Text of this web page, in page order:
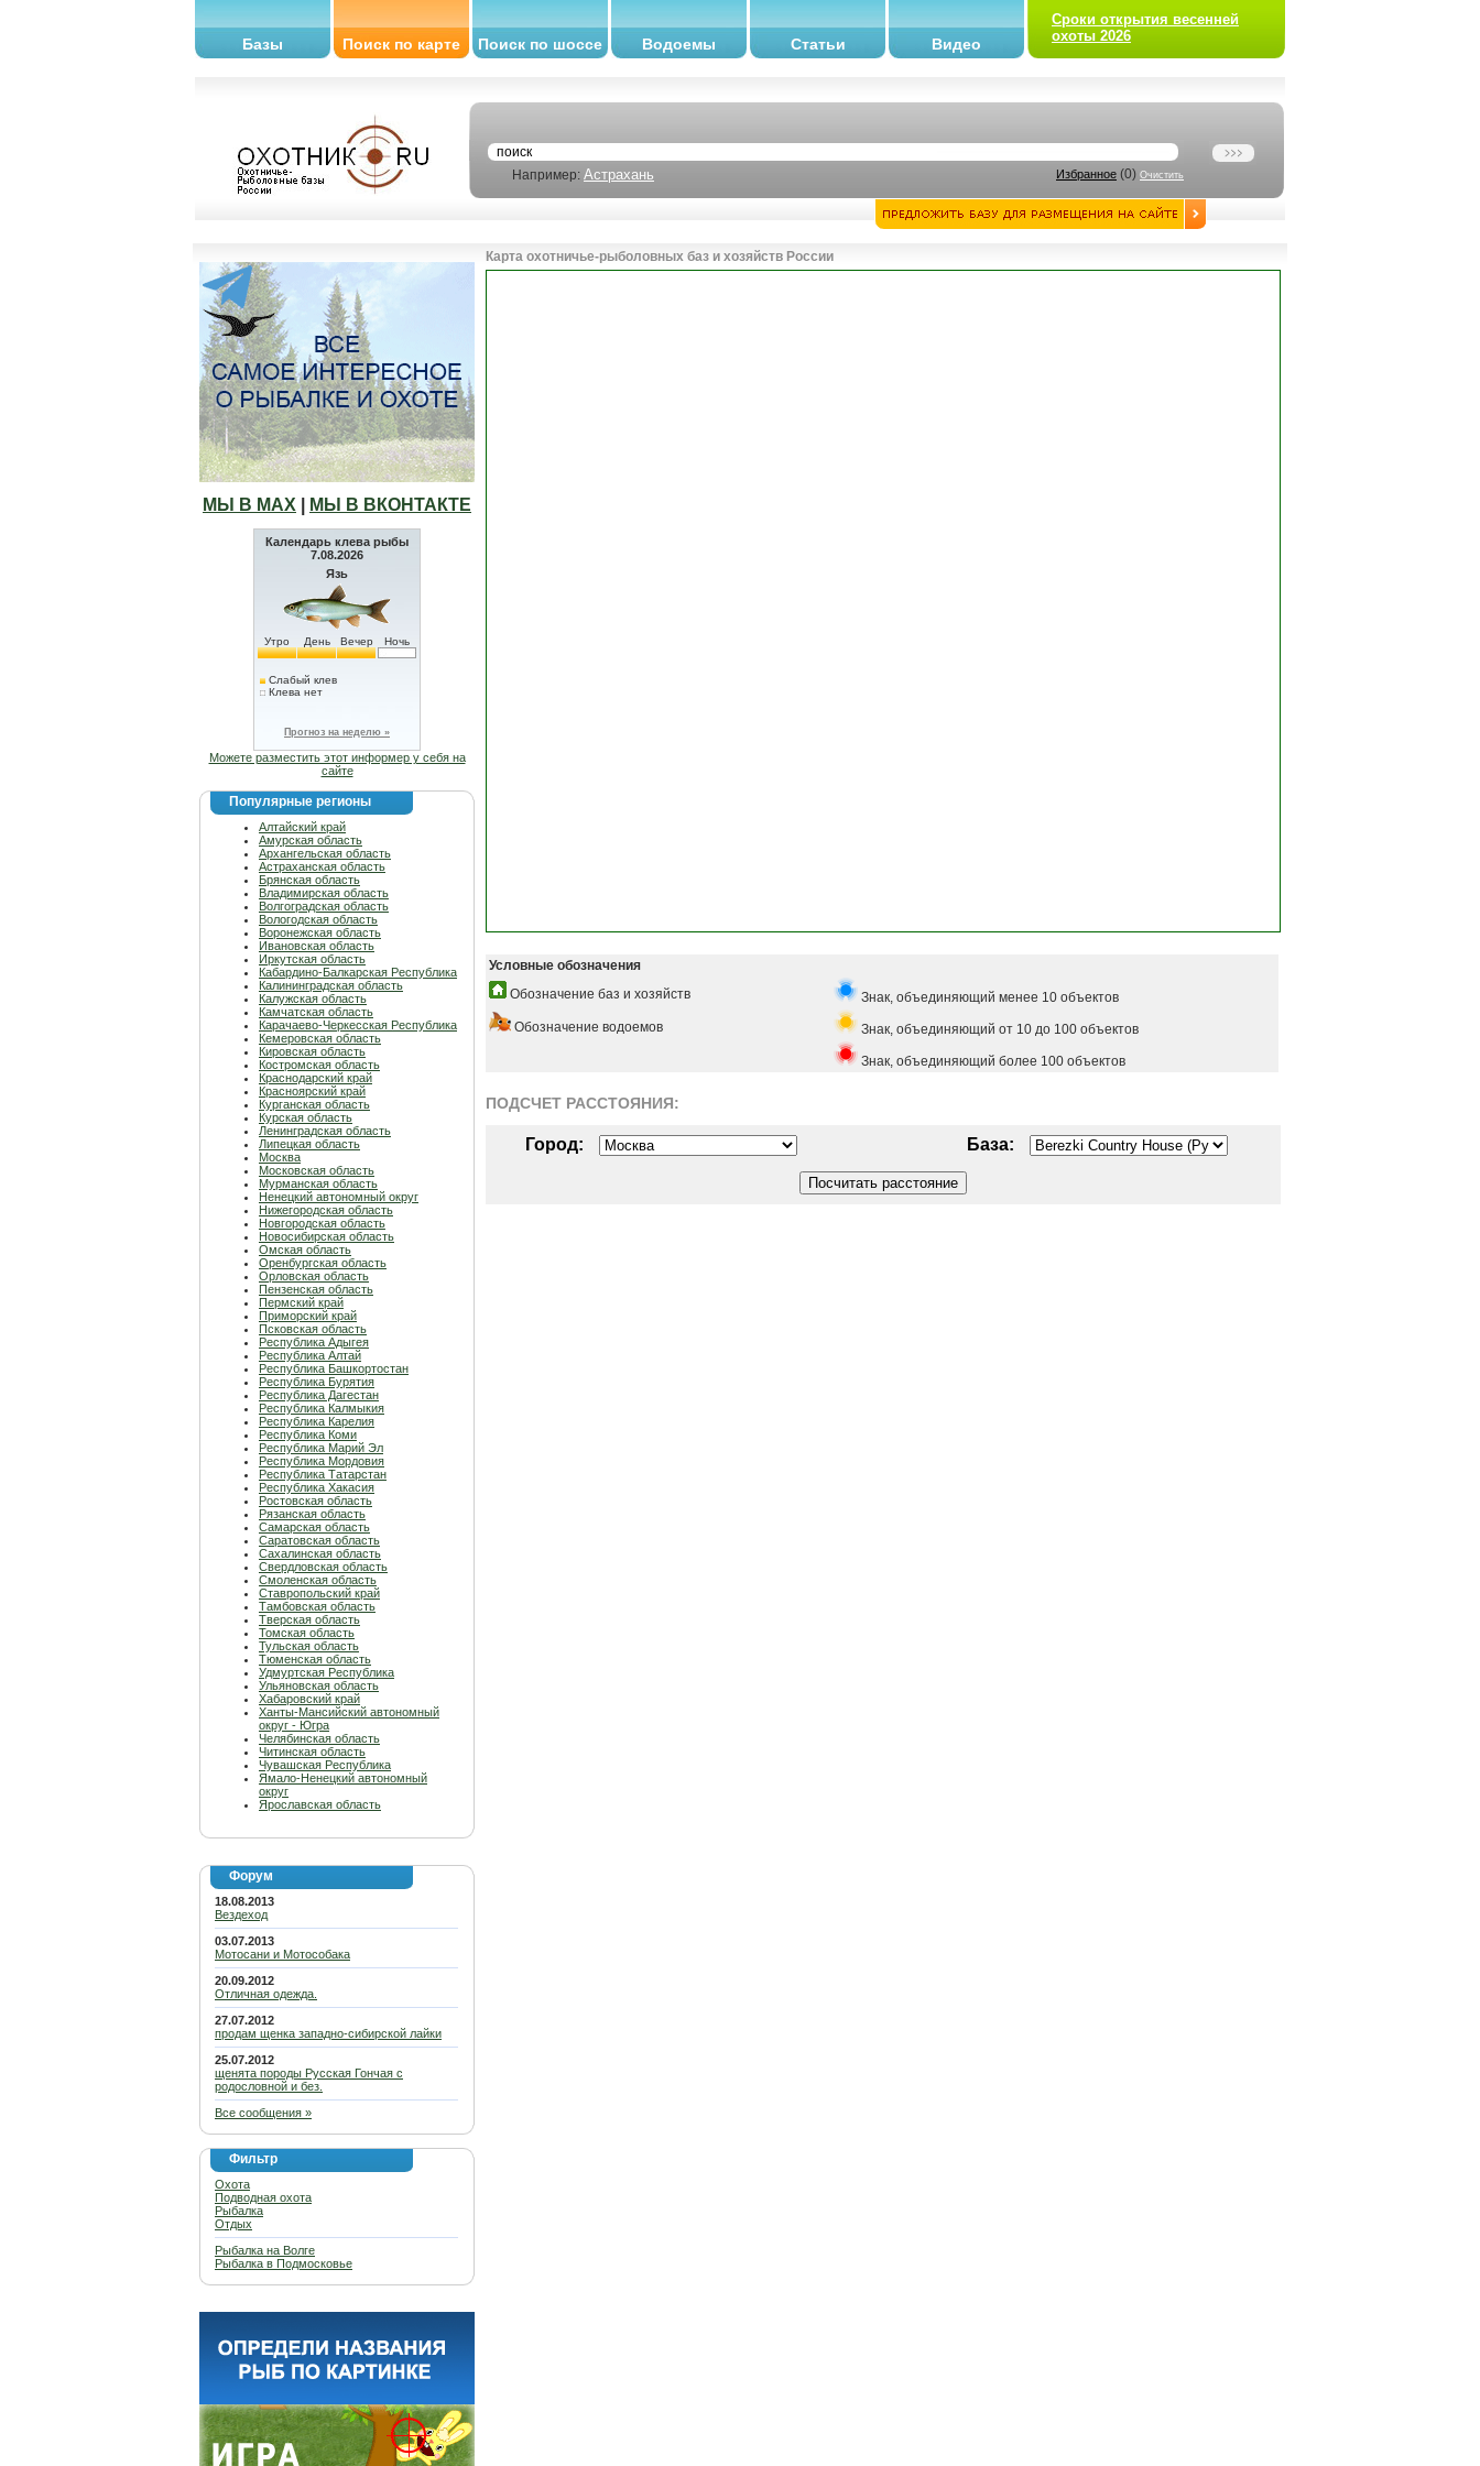
Базы Поиск по карте Поиск по шоссе Водоемы Статьи Видео
Сроки открытия весенней
охоты 2026
Например: Астрахань Избранное (0) Очистить
МЫ В МАХ МЫ В ВКОНТАКТЕ
Календарь клева рыбы
7.08.2026
Язь
Утро День Вечер Ночь
Слабый клев
Клева нет
Прогноз на неделю »
Можете разместить этот информер у себя на
сайте
Популярные регионы
Алтайский край
Амурская область
Архангельская область
Астраханская область
Брянская область
Владимирская область
Волгоградская область
Вологодская область
Воронежская область
Ивановская область
Иркутская область
Кабардино-Балкарская Республика
Калининградская область
Калужская область
Камчатская область
Карачаево-Черкесская Республика
Кемеровская область
Кировская область
Костромская область
Краснодарский край
Красноярский край
Курганская область
Курская область
Ленинградская область
Липецкая область
Москва
Московская область
Мурманская область
Ненецкий автономный округ
Нижегородская область
Новгородская область
Новосибирская область
Омская область
Оренбургская область
Орловская область
Пензенская область
Пермский край
Приморский край
Псковская область
Республика Адыгея
Республика Алтай
Республика Башкортостан
Республика Бурятия
Республика Дагестан
Республика Калмыкия
Республика Карелия
Республика Коми
Республика Марий Эл
Республика Мордовия
Республика Татарстан
Республика Хакасия
Ростовская область
Рязанская область
Самарская область
Саратовская область
Сахалинская область
Свердловская область
Смоленская область
Ставропольский край
Тамбовская область
Тверская область
Томская область
Тульская область
Тюменская область
Удмуртская Республика
Ульяновская область
Хабаровский край
Ханты-Мансийский автономный
округ - Югра
Челябинская область
Читинская область
Чувашская Республика
Ямало-Ненецкий автономный
округ
Ярославская область
Форум
18.08.2013
Вездеход
03.07.2013
Мотосани и Мотособака
20.09.2012
Отличная одежда.
27.07.2012
продам щенка западно-сибирской лайки
25.07.2012
щенята породы Русская Гончая с
родословной и без.
Все сообщения »
Фильтр
Охота
Подводная охота
Рыбалка
Отдых
Рыбалка на Волге
Рыбалка в Подмосковье
Карта охотничье-рыболовных баз и хозяйств России
Условные обозначения
Обозначение баз и хозяйств
Знак, объединяющий менее 10 объектов
Обозначение водоемов
Знак, объединяющий от 10 до 100 объектов
Знак, объединяющий более 100 объектов
ПОДСЧЕТ РАСCТОЯНИЯ:
Город: База: